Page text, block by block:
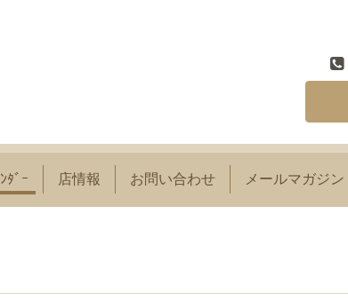
ﾀﾞｰ 店情報 お問い合わせ メールマガジン